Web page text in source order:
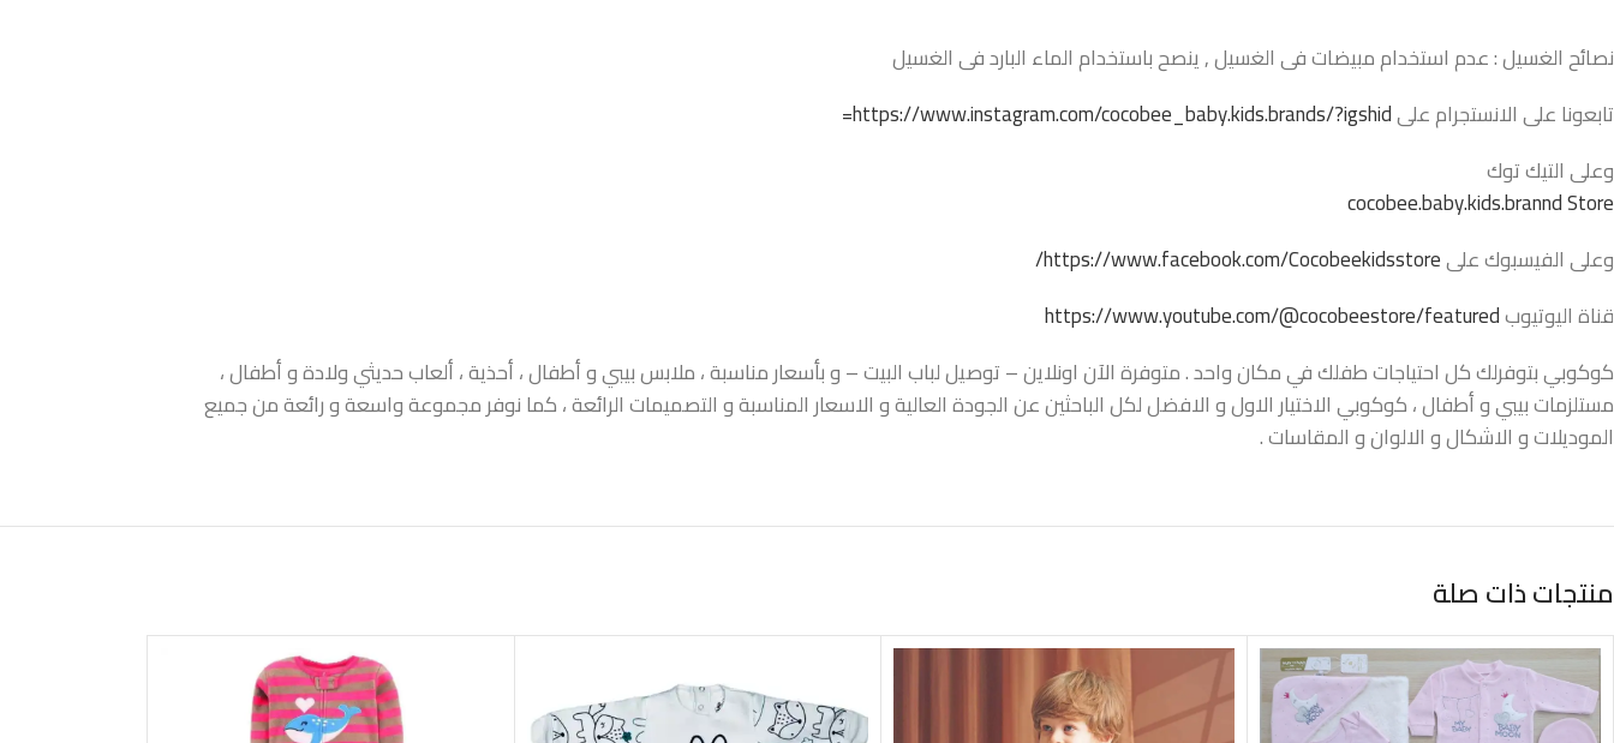
نصائح الغسيل : عدم استخدام مبيضات فى الغسيل , ينصح باستخدام الماء البارد فى الغسيل
تابعونا على الانستجرام علىhttps://www.instagram.com/cocobee_baby.kids.brands/?igshid=
وعلى التيك توك
cocobee.baby.kids.brannd Store
وعلى الفيسبوك علىhttps://www.facebook.com/Cocobeekidsstore/
قناة اليوتيوبhttps://www.youtube.com/@cocobeestore/featured
كوكوبي بتوفرلك كل احتياجات طفلك في مكان واحد . متوفرة الآن اونلاين – توصيل لباب البيت – و بأسعار مناسبة ، ملابس بيبي و أطفال ، أحذية ، ألعاب حديثي ولادة و أطفال ،
مستلزمات بيبي و أطفال ، كوكوبي الاختيار الاول و الافضل لكل الباحثين عن الجودة العالية و الاسعار المناسبة و التصميمات الرائعة ، كما نوفر مجموعة واسعة و رائعة من جميع
الموديلات و الاشكال و الالوان و المقاسات .
منتجات ذات صلة